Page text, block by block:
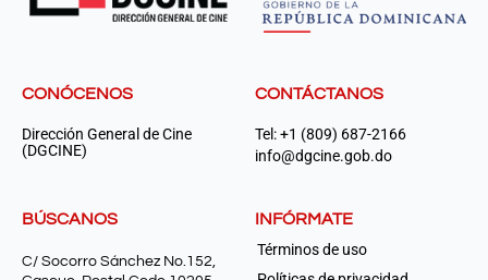
CONÓCENOS
Dirección General de Cine
(DGCINE)
CONTÁCTANOS
Tel: +1 (809) 687-2166
info@dgcine.gob.do
BÚSCANOS
C/ Socorro Sánchez No.152,
INFÓRMATE
Términos de uso